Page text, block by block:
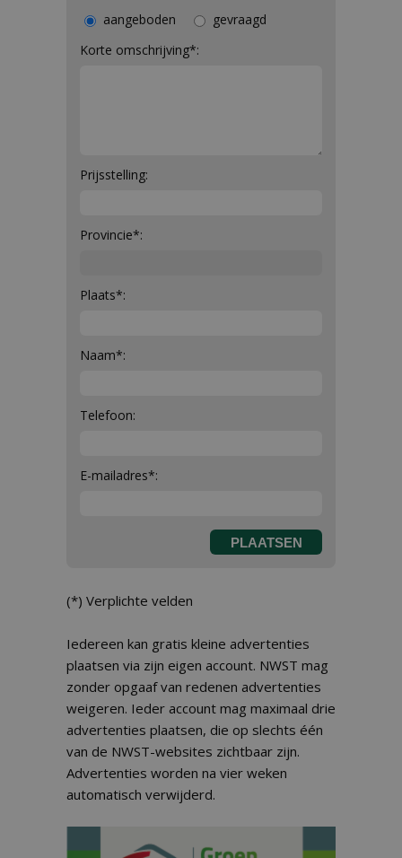
aangeboden
gevraagd
Korte omschrijving*:
Prijsstelling:
Provincie*:
Plaats*:
Naam*:
Telefoon:
E-mailadres*:
(*) Verplichte velden
Iedereen kan gratis kleine advertenties
plaatsen via zijn eigen account. NWST mag
zonder opgaaf van redenen advertenties
weigeren. Ieder account mag maximaal drie
advertenties plaatsen, die op slechts één
van de NWST-websites zichtbaar zijn.
Advertenties worden na vier weken
automatisch verwijderd.